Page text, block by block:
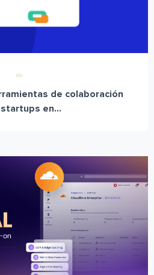
de colaboración
en...